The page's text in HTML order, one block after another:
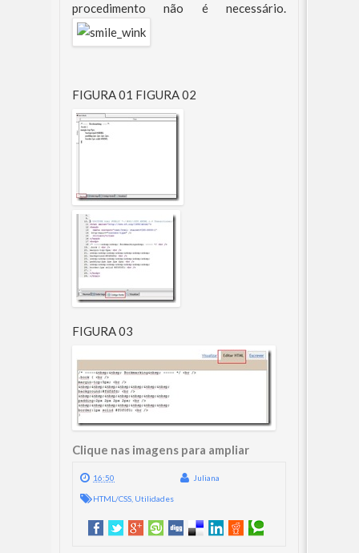
procedimento não é necessário.
FIGURA 01 FIGURA 02
FIGURA 03
Clique nas imagens para ampliar
16:50 Juliana
HTML/CSS Utilidades